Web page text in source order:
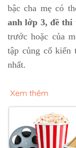
bậc cha mẹ có
anh lớp 3, đề
trước hoặc của
tập củng cố kiến
nhất.
Xem thêm